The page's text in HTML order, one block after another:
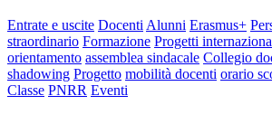
Entrate e uscite Docenti Alunni Erasmus+
straordinario Formazione Progetti
orientamento assemblea sindacale Collegio
shadowing Progetto mobilità docenti orario
Classe PNRR Eventi